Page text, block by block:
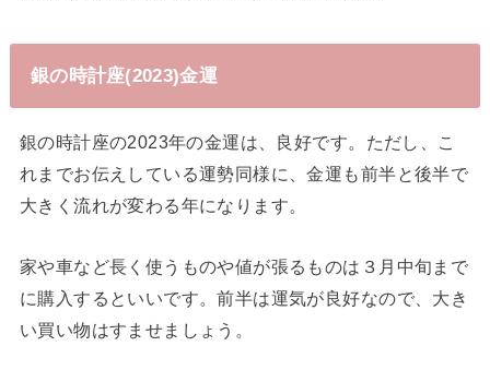
銀の時計座(2023)金運
銀の時計座の2023年の金運は、良好です。ただし、こ
れまでお伝えしている運勢同様に、金運も前半と後半で
大きく流れが変わる年になります。
家や車など長く使うものや値が張るものは３月中旬まで
に購入するといいです。前半は運気が良好なので、大き
い買い物はすませましょう。